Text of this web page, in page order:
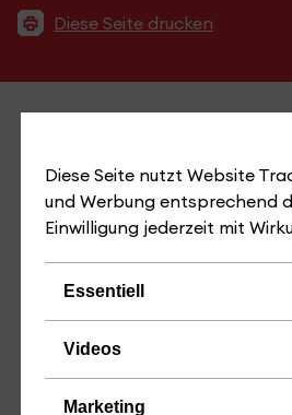
Diese Seite drucken
Diese Seite nutzt Website
und Werbung entsprechend
Einwilligung jederzeit mit
Essentiell
Videos
Marketing